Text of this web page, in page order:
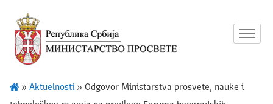
» Aktuelnosti» Odgovor Ministarstva prosvete, nauke i